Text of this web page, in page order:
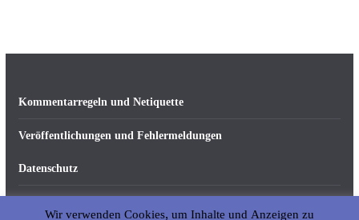
Kommentarregeln und Netiquette
Veröffentlichungen und Fehlermeldungen
Datenschutz
Impressum
Wir verwenden Cookies, um Inhalte und Anzeigen zu